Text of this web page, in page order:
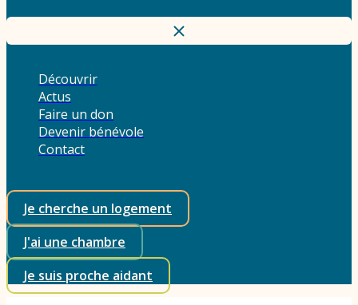
Découvrir
Actus
Faire un don
Devenir bénévole
Contact
Je cherche un logement
J'ai une chambre
Je suis proche aidant